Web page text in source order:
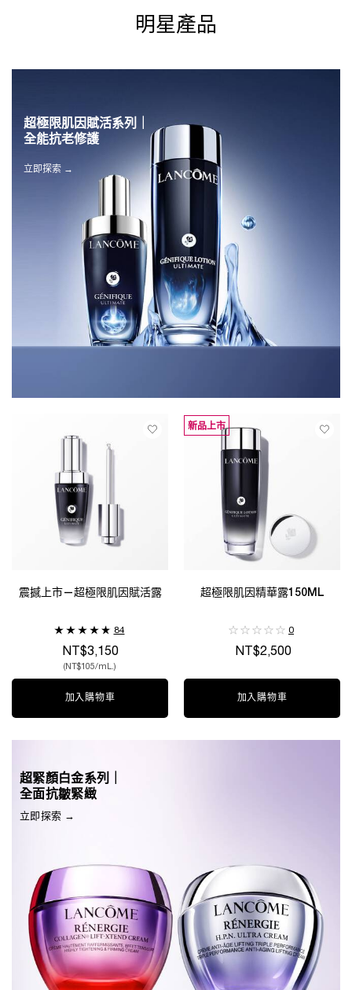
明星產品
超極限肌因賦活系列｜
全能抗老修護
立即探索 →
震撼上市—超極限肌因賦活露
84
NT$3,150
(NT$105/mL.)
加入購物車 震撼上市—超極限肌因賦活露
新品上市
超極限肌因精華露150ML
0
NT$2,500
加入購物車
超緊顏白金系列｜
全面抗皺緊緻
立即探索 →